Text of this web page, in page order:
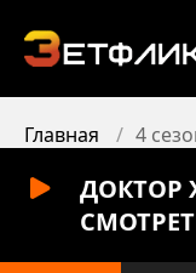
Главная 4
ДОКТОР